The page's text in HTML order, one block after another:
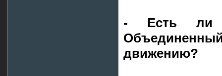
- Есть ли
движению?